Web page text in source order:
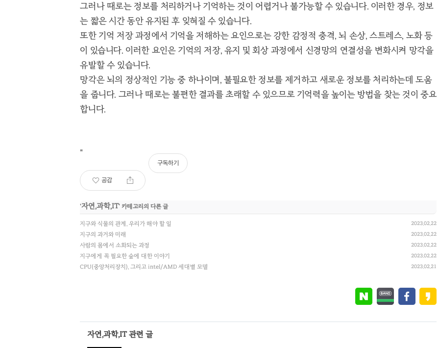
그러나 때로는 정보를 처리하거나 기억하는 것이 어렵거나 불가능할 수 있습니다. 이러한 경우, 정보
는 짧은 시간 동안 유지된 후 잊혀질 수 있습니다.
또한 기억 저장 과정에서 기억을 저해하는 요인으로는 강한 감정적 충격, 뇌 손상, 스트레스, 노화 등
이 있습니다. 이러한 요인은 기억의 저장, 유지 및 회상 과정에서 신경망의 연결성을 변화시켜 망각을
유발할 수 있습니다.
망각은 뇌의 정상적인 기능 중 하나이며, 불필요한 정보를 제거하고 새로운 정보를 처리하는데 도움
을 줍니다. 그러나 때로는 불편한 결과를 초래할 수 있으므로 기억력을 높이는 방법을 찾는 것이 중요
합니다.
"
공감
구독하기
'자연,과학,IT' 카테고리의 다른 글
지구와 식물의 관계, 우리가 해야 할 일 2023.02.22
지구의 과거와 미래 2023.02.22
사람의 몸에서 소화되는 과정 2023.02.22
지구에게 꼭 필요한 숲에 대한 이야기 2023.02.22
CPU(중앙처리장치), 그리고 intel/AMD 세대별 모델 2023.02.21
자연,과학,IT 관련 글